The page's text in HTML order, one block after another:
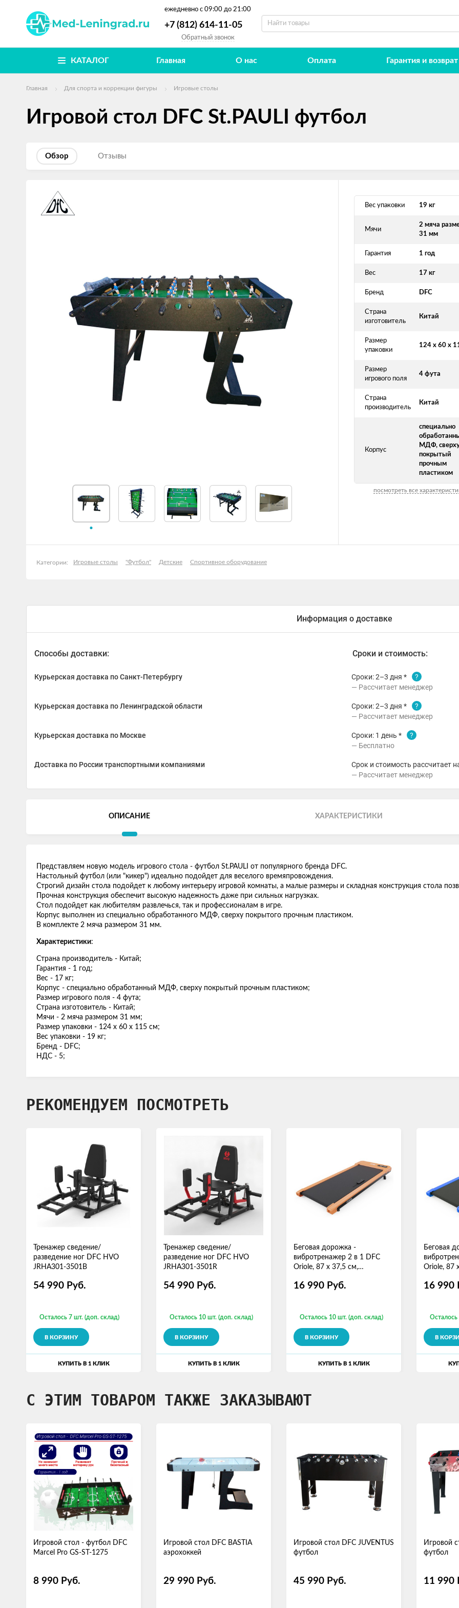
ежедневно с 09:00 до 21:00
+7 (812) 614-11-05
Обратный звонок
КАТАЛОГ Главная О нас Оплата Гарантия и возврат
Главная Для спорта и коррекции фигуры Игровые столы
Игровой стол DFC St.PAULI футбол
Обзор Отзывы
Вес упаковки 19 кг
Мячи
2 мяча
31 мм
Гарантия 1 год
Вес 17 кг
Бренд DFC
Страна
изготовитель
Китай
Размер
упаковки
124 х 60 х
Размер
игрового поля
4 фута
Страна
производитель
Китай
Корпус
специально
МДФ,
покрытый
прочным
пластиком
посмотреть все
Категории: Игровые столы "Футбол" Детские Спортивное оборудование
Информация о доставке
Способы доставки: Сроки и стоимость:
Курьерская доставка по Санкт-Петербургу Сроки: 2–3 дня *
?
Рассчитает менеджер
Курьерская доставка по Ленинградской области Сроки: 2–3 дня *
?
Рассчитает менеджер
Курьерская доставка по Москве Сроки: 1 день *
?
Бесплатно
Доставка по России транспортными компаниями
Срок и стоимость рассчитает
Рассчитает менеджер
ОПИСАНИЕ ХАРАКТЕРИСТИКИ
Представляем новую модель игрового стола - футбол St.PAULI от популярного бренда DFC.
Настольный футбол (или "кикер") идеально подойдет для веселого времяпровождения.
Строгий дизайн стола подойдет к любому интерьеру игровой комнаты, а малые размеры и складная конструкция стола
Прочная конструкция обеспечит высокую надежность даже при сильных нагрузках.
Стол подойдет как любителям развлечься, так и профессионалам в игре.
Корпус выполнен из специально обработанного МДФ, сверху покрытого прочным пластиком.
В комплекте 2 мяча размером 31 мм.
Характеристики:
Страна производитель - Китай;
Гарантия - 1 год;
Вес - 17 кг;
Корпус - специально обработанный МДФ, сверху покрытый прочным пластиком;
Размер игрового поля - 4 фута;
Страна изготовитель - Китай;
Мячи - 2 мяча размером 31 мм;
Размер упаковки - 124 х 60 х 115 см;
Вес упаковки - 19 кг;
Бренд - DFC;
НДС - 5;
РЕКОМЕНДУЕМ ПОСМОТРЕТЬ
Тренажер сведение/
разведение ног DFC HVO
JRHA301-3501B
54 990 Руб.
Осталось 7 шт. (доп. склад)
В КОРЗИНУ
КУПИТЬ В 1 КЛИК
Тренажер сведение/
разведение ног DFC HVO
JRHA301-3501R
54 990 Руб.
Осталось 10 шт. (доп. склад)
В КОРЗИНУ
КУПИТЬ В 1 КЛИК
Беговая дорожка -
вибротренажер 2 в 1 DFC
Oriole, 87 х 37,5 см,
16 990 Руб.
Осталось 10 шт. (доп. склад)
В КОРЗИНУ
КУПИТЬ В 1 КЛИК
Беговая
Oriole, 87
16 990
Осталось
В
С ЭТИМ ТОВАРОМ ТАКЖЕ ЗАКАЗЫВАЮТ
Игровой стол - футбол DFC
Marcel Pro GS-ST-1275
8 990 Руб.
Игровой стол DFC BASTIA
аэрохоккей
29 990 Руб.
Игровой стол DFC JUVENTUS
футбол
45 990 Руб.
Игровой
футбол
11 990